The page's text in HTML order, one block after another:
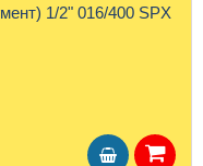
Коронка алмазная (кольцевой сегмент) 1/2" 016/400 SPX